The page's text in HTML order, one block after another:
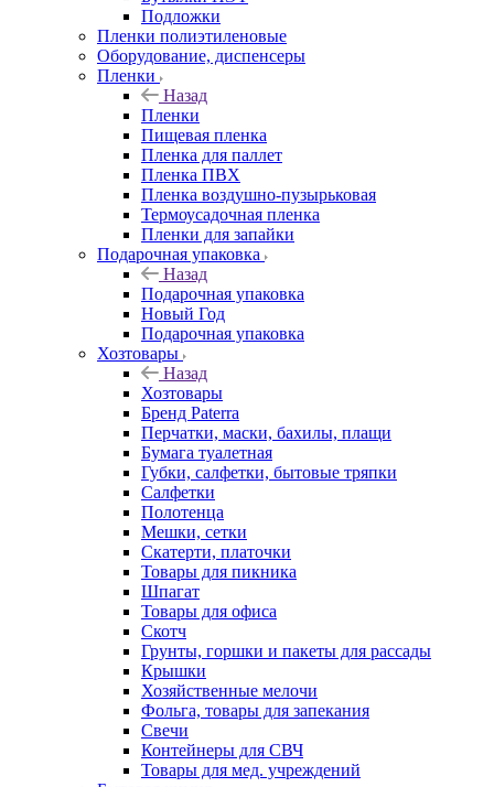
Подложки
Пленки полиэтиленовые
Оборудование, диспенсеры
Пленки
Назад
Пленки
Пищевая пленка
Пленка для паллет
Пленка ПВХ
Пленка воздушно-пузырьковая
Термоусадочная пленка
Пленки для запайки
Подарочная упаковка
Назад
Подарочная упаковка
Новый Год
Подарочная упаковка
Хозтовары
Назад
Хозтовары
Бренд Paterra
Перчатки, маски, бахилы, плащи
Бумага туалетная
Губки, салфетки, бытовые тряпки
Салфетки
Полотенца
Мешки, сетки
Скатерти, платочки
Товары для пикника
Шпагат
Товары для офиса
Скотч
Грунты, горшки и пакеты для рассады
Крышки
Хозяйственные мелочи
Фольга, товары для запекания
Свечи
Контейнеры для СВЧ
Товары для мед. учреждений